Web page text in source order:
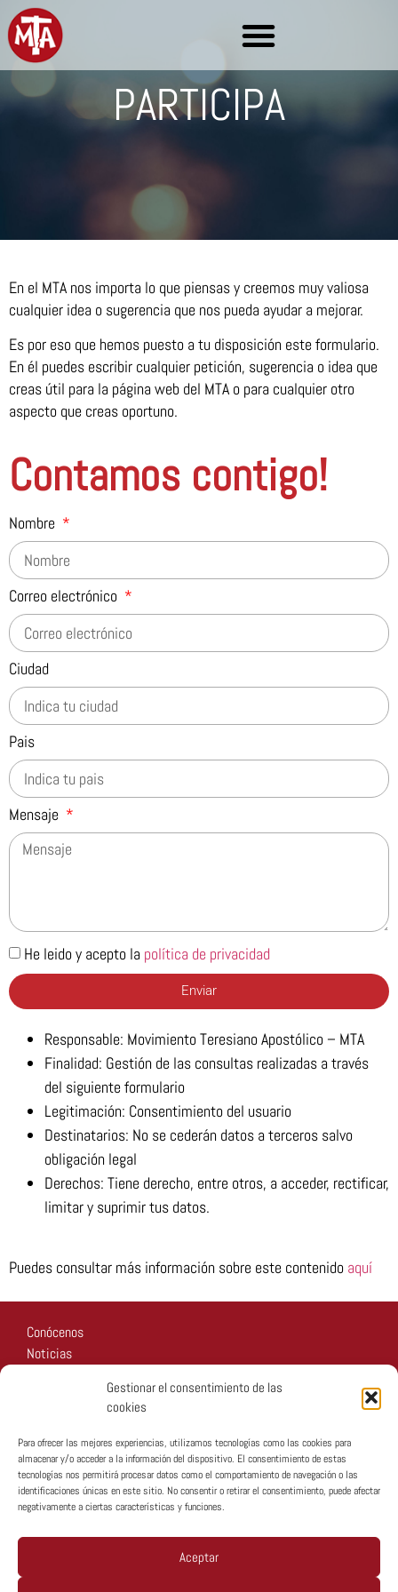
Gestionar el consentimiento de las
cookies
Para ofrecer las mejores experiencias, utilizamos tecnologías como las cookies para
almacenar y/o acceder a la información del dispositivo. El consentimiento de estas
tecnologías nos permitirá procesar datos como el comportamiento de navegación o las
identificaciones únicas en este sitio. No consentir o retirar el consentimiento, puede afectar
negativamente a ciertas características y funciones.
Aceptar
PARTICIPA
En el MTA nos importa lo que piensas y creemos muy valiosa
cualquier idea o sugerencia que nos pueda ayudar a mejorar.
Es por eso que hemos puesto a tu disposición este formulario.
En él puedes escribir cualquier petición, sugerencia o idea que
creas útil para la página web del MTA o para cualquier otro
aspecto que creas oportuno.
Contamos contigo!
Nombre
Correo electrónico
Ciudad
Pais
Mensaje
He leido y acepto la política de privacidad
Enviar
Responsable: Movimiento Teresiano Apostólico – MTA
Finalidad: Gestión de las consultas realizadas a través
del siguiente formulario
Legitimación: Consentimiento del usuario
Destinatarios: No se cederán datos a terceros salvo
obligación legal
Derechos: Tiene derecho, entre otros, a acceder, rectificar,
limitar y suprimir tus datos.
Puedes consultar más información sobre este contenido aquí
Conócenos
Noticias
Copyright © MTA España 2026